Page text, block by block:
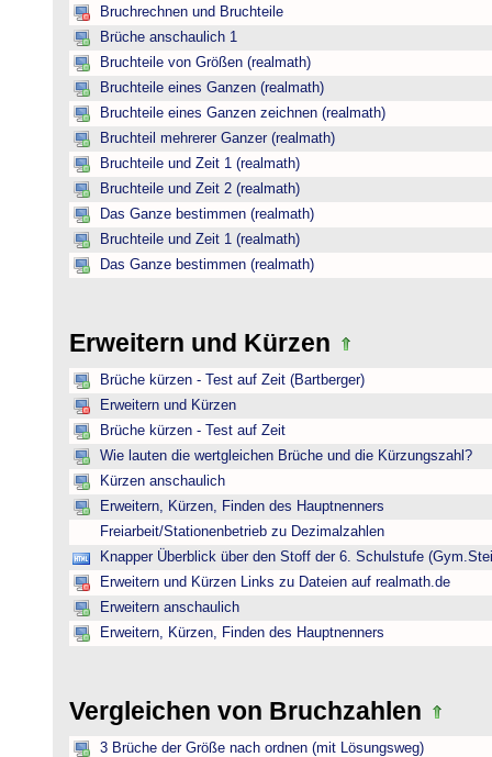
Bruchrechnen und Bruchteile
Brüche anschaulich 1
Bruchteile von Größen (realmath)
Bruchteile eines Ganzen (realmath)
Bruchteile eines Ganzen zeichnen (realmath)
Bruchteil mehrerer Ganzer (realmath)
Bruchteile und Zeit 1 (realmath)
Bruchteile und Zeit 2 (realmath)
Das Ganze bestimmen (realmath)
Bruchteile und Zeit 1 (realmath)
Das Ganze bestimmen (realmath)
Erweitern und Kürzen
Brüche kürzen - Test auf Zeit (Bartberger)
Erweitern und Kürzen
Brüche kürzen - Test auf Zeit
Wie lauten die wertgleichen Brüche und die Kürzungszahl?
Kürzen anschaulich
Erweitern, Kürzen, Finden des Hauptnenners
Freiarbeit/Stationenbetrieb zu Dezimalzahlen
Knapper Überblick über den Stoff der 6. Schulstufe
Erweitern und Kürzen Links zu Dateien auf realmath.de
Erweitern anschaulich
Erweitern, Kürzen, Finden des Hauptnenners
Vergleichen von Bruchzahlen
3 Brüche der Größe nach ordnen (mit Lösungsweg)